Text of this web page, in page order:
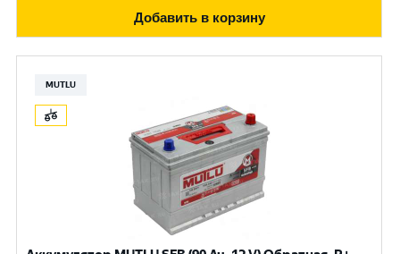
Добавить в корзину
MUTLU